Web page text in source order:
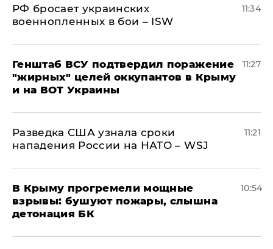
РФ бросает украинских
военнопленных в бои – ISW
11:34
Генштаб ВСУ подтвердил поражение
"жирных" целей оккупантов в Крыму
и на ВОТ Украины
11:27
Разведка США узнала сроки
нападения России на НАТО – WSJ
11:21
В Крыму прогремели мощные
взрывы: бушуют пожары, слышна
детонация БК
10:54